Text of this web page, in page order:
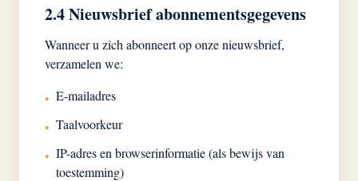
2.4 Nieuwsbrief abonnementsgegevens
Wanneer u zich abonneert op onze nieuwsbrief,
verzamelen we:
• E-mailadres
• Taalvoorkeur
• IP-adres en browserinformatie (als bewijs van
toestemming)